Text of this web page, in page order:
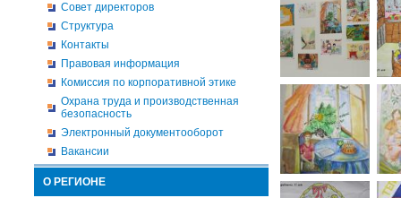
Совет директоров
Структура
Контакты
Правовая информация
Комиссия по корпоративной этике
Охрана труда и производственная
безопасность
Электронный документооборот
Вакансии
О РЕГИОНЕ